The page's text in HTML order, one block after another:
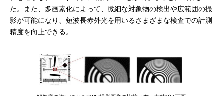
た。また、多画素化によって、微細な対象物の検出や広範囲の撮
影が可能になり、短波長赤外光を用いるさまざまな検査での計測
精度を向上できる。